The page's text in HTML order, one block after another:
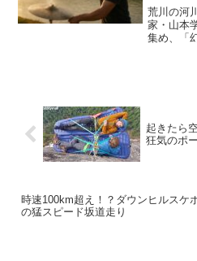
ア」人
荒川の河
家・山本
集め、「
起きたら
狂気のポ
時速100km超え！？ダウンヒルスケ
の猛スピード坂道走り